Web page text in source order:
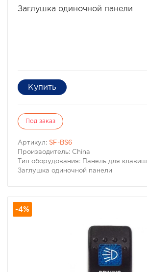
Заглушка одиночной панели
Под заказ
Артикул: SF-BS6
Производитель: China
Тип оборудования: Панель для клавиш
Заглушка одиночной панели
-4%